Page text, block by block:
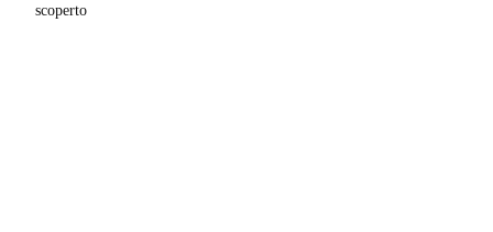
scoperto